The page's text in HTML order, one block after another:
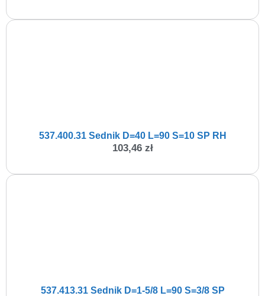
537.400.31 Sednik D=40 L=90 S=10 SP RH
103,46 zł
537.413.31 Sednik D=1-5/8 L=90 S=3/8 SP